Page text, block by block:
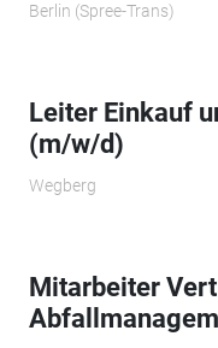
Berlin (Spree-Trans)
Leiter Einkauf
(m/w/d)
Wegberg
Mitarbeiter